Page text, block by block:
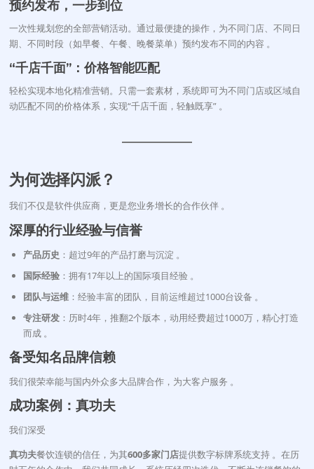
预约发布，一步到位
一次性规划您的全部营销活动。通过最便捷的操作，为不同门店、不同日
期、不同时段（如早餐、午餐、晚餐菜单）预约发布不同的内容 。
“千店千面”：价格智能匹配
轻松实现本地化精准营销。只需一套素材，系统即可为不同门店或区域自
动匹配不同的价格体系，实现“千店千面，轻触既享” 。
为何选择闪派？
我们不仅是软件供应商，更是您业务增长的合作伙伴 。
深厚的行业经验与信誉
产品历史 ：超过9年的产品打磨与沉淀 。
国际经验 ：拥有17年以上的国际项目经验 。
团队与运维 ：经验丰富的团队，目前运维超过1000台设备 。
专注研发 ：历时4年，推翻2个版本，动用经费超过1000万，精心打造
而成 。
备受知名品牌信赖
我们很荣幸能与国内外众多大品牌合作，为大客户服务 。
成功案例：真功夫
我们深受
真功夫餐饮连锁的信任，为其600多家门店提供数字标牌系统支持 。在历